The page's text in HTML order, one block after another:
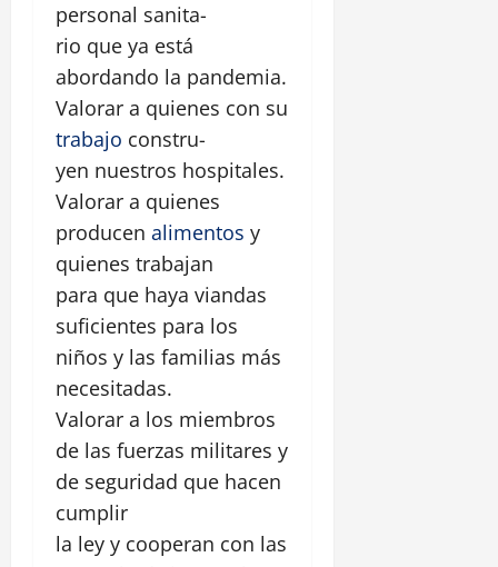
personal sanita-
rio que ya está
abordando la pandemia.
Valorar a quienes con su
trabajo constru-
yen nuestros hospitales.
Valorar a quienes
producen alimentos y
quienes trabajan
para que haya viandas
suficientes para los
niños y las familias más
necesitadas.
Valorar a los miembros
de las fuerzas militares y
de seguridad que hacen
cumplir
la ley y cooperan con las